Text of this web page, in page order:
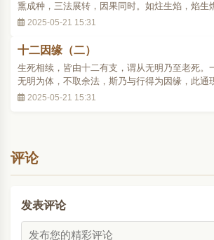
熏成种，三法展转，因果同时。如炷生焰，焰生
互相依，因果俱时，理不倾动矣。二、因果异时
2025-05-21 15:31
十二因缘（二）
生死相续，皆由十二有支，谓从无明乃至老死。
无明为体，不取余法，斯乃与行得为因缘，此通
行支 造作为行，以身语意三行为体，心心所为
2025-05-21 15:31
评论
发表评论